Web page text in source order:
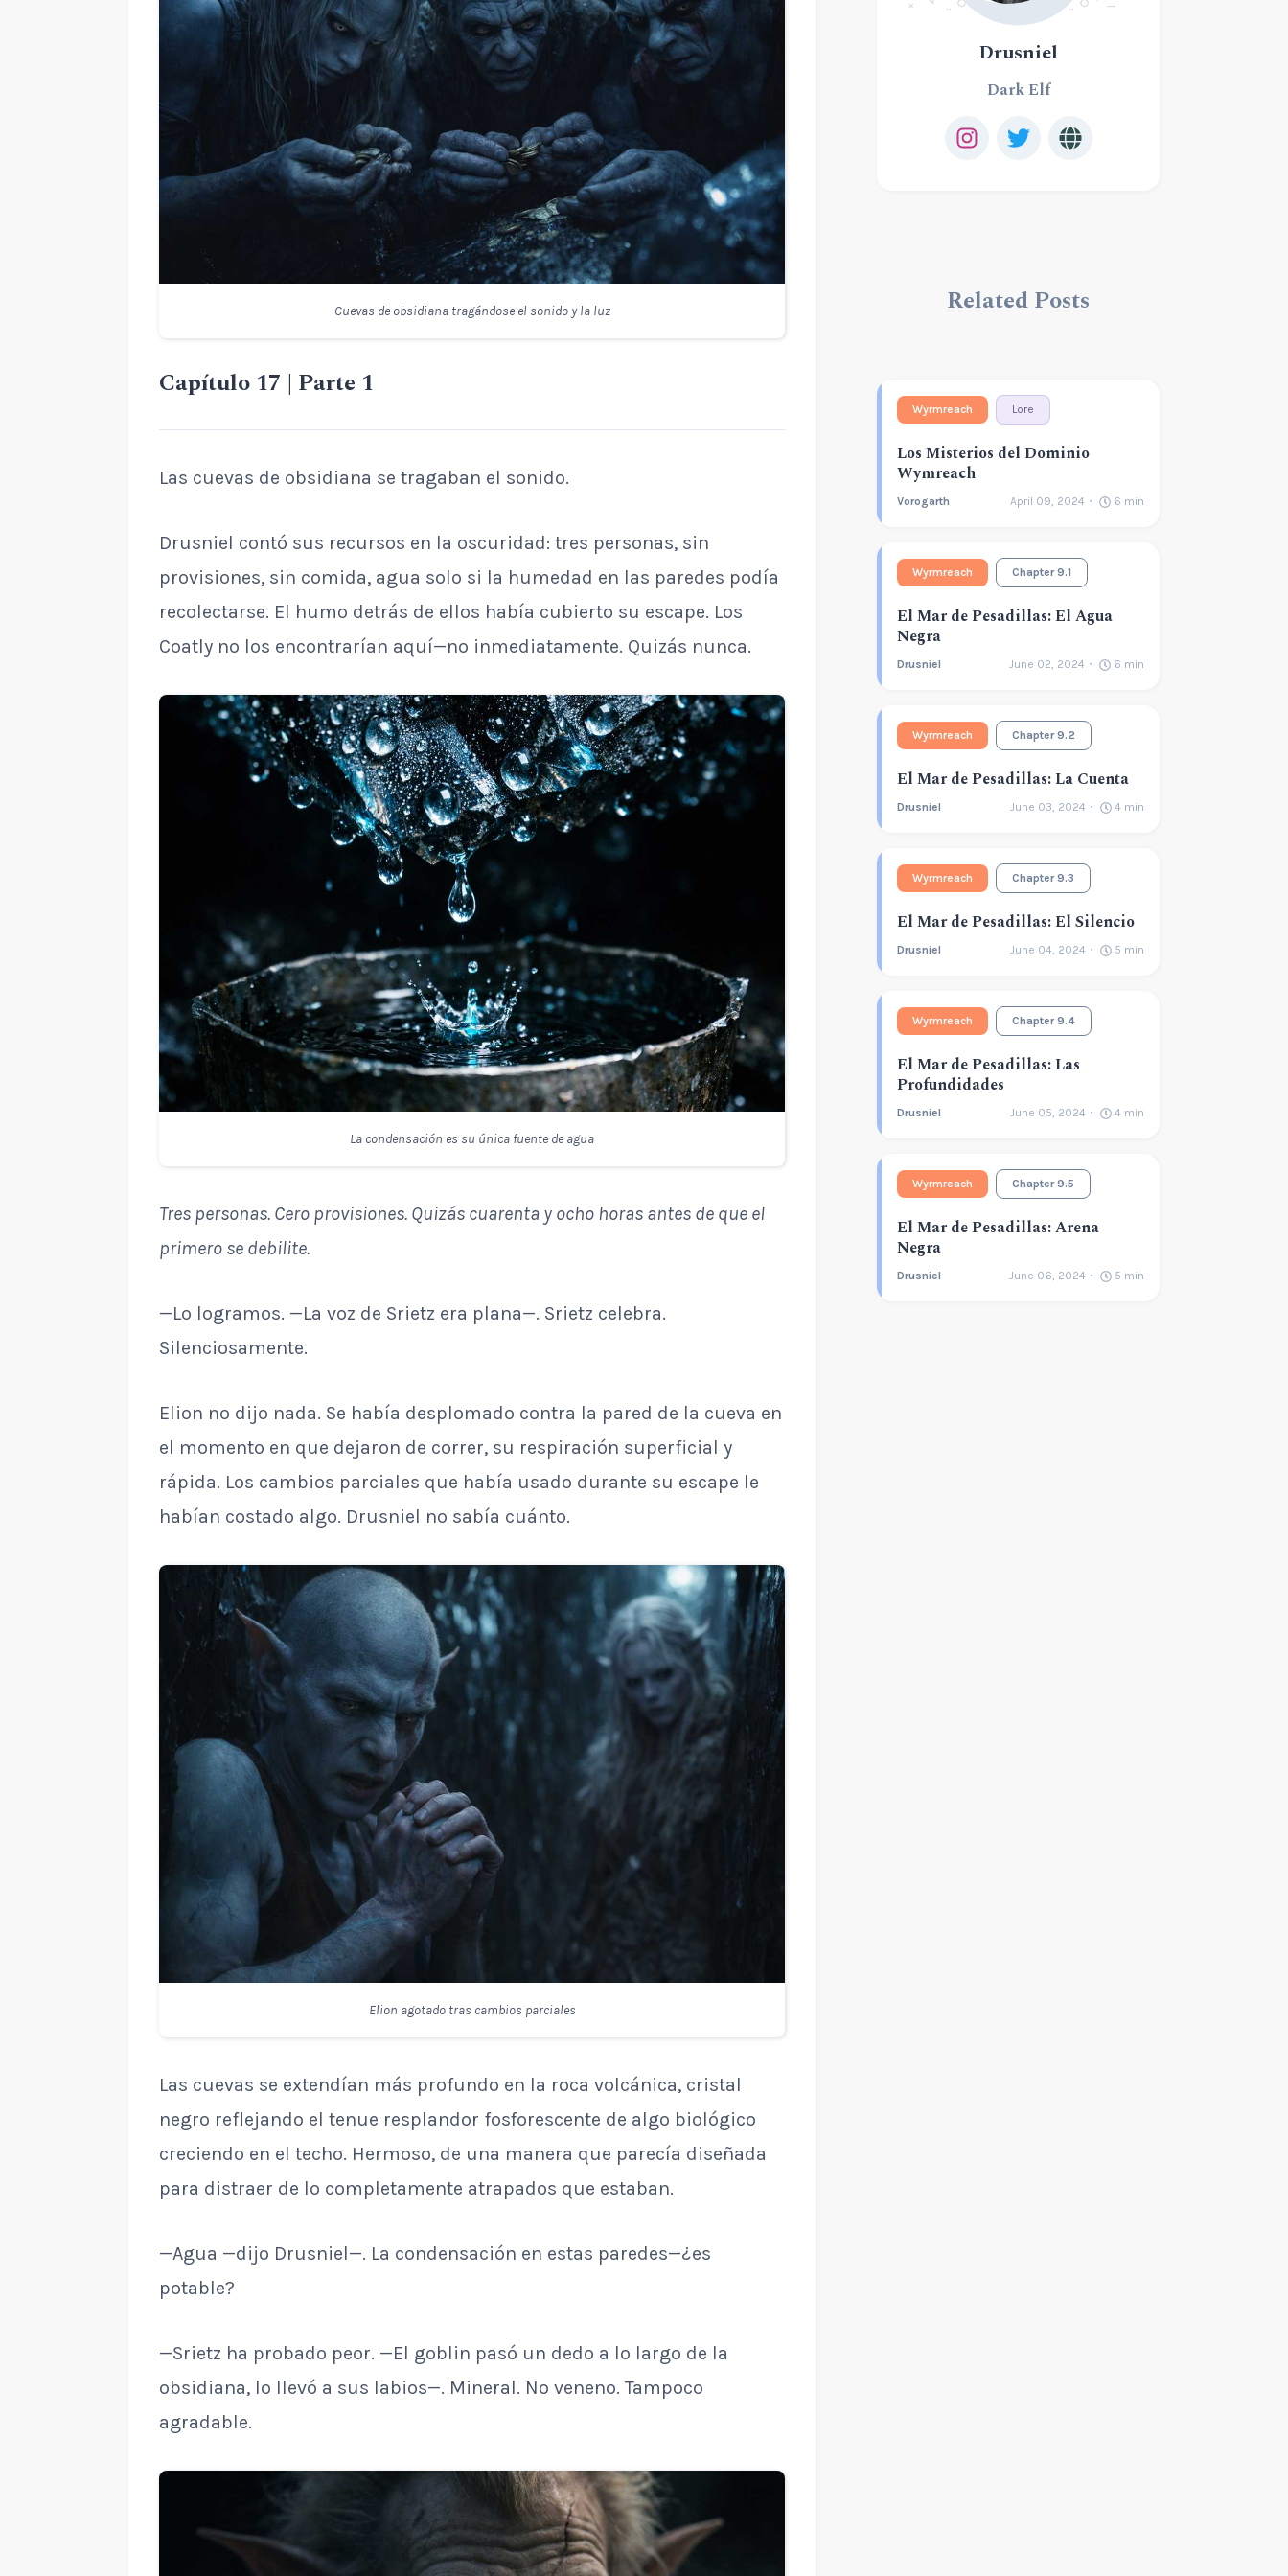
Cuevas de obsidiana tragándose el sonido y la luz
Capítulo 17 | Parte 1
Las cuevas de obsidiana se tragaban el sonido.
Drusniel contó sus recursos en la oscuridad: tres personas, sin
provisiones, sin comida, agua solo si la humedad en las paredes podía
recolectarse. El humo detrás de ellos había cubierto su escape. Los
Coatly no los encontrarían aquí—no inmediatamente. Quizás nunca.
La condensación es su única fuente de agua
Tres personas. Cero provisiones. Quizás cuarenta y ocho horas antes de que el
primero se debilite.
—Lo logramos. —La voz de Srietz era plana—. Srietz celebra.
Silenciosamente.
Elion no dijo nada. Se había desplomado contra la pared de la cueva en
el momento en que dejaron de correr, su respiración superficial y
rápida. Los cambios parciales que había usado durante su escape le
habían costado algo. Drusniel no sabía cuánto.
Elion agotado tras cambios parciales
Las cuevas se extendían más profundo en la roca volcánica, cristal
negro reflejando el tenue resplandor fosforescente de algo biológico
creciendo en el techo. Hermoso, de una manera que parecía diseñada
para distraer de lo completamente atrapados que estaban.
—Agua —dijo Drusniel—. La condensación en estas paredes—¿es
potable?
—Srietz ha probado peor. —El goblin pasó un dedo a lo largo de la
obsidiana, lo llevó a sus labios—. Mineral. No veneno. Tampoco
agradable.
Drusniel
Dark Elf
Related Posts
Wyrmreach Lore
Los Misterios del Dominio
Wymreach
Vorogarth April 09, 2024 6 min
Wyrmreach Chapter 9.1
El Mar de Pesadillas: El Agua
Negra
Drusniel June 02, 2024 6 min
Wyrmreach Chapter 9.2
El Mar de Pesadillas: La Cuenta
Drusniel June 03, 2024 4 min
Wyrmreach Chapter 9.3
El Mar de Pesadillas: El Silencio
Drusniel June 04, 2024 5 min
Wyrmreach Chapter 9.4
El Mar de Pesadillas: Las
Profundidades
Drusniel June 05, 2024 4 min
Wyrmreach Chapter 9.5
El Mar de Pesadillas: Arena
Negra
Drusniel June 06, 2024 5 min